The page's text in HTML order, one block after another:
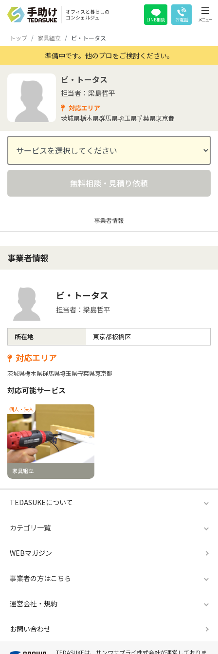
オフィスと暮らしの
コンシェルジュ
LINE相談 お電話 メニュー
トップ 家具組立 ビ・トータス
準備中です。他のプロをご検討ください。
ビ・トータス
担当者：梁島哲平
対応エリア
茨城県栃木県群馬県埼玉県千葉県東京都
無料相談・見積り依頼
事業者情報
事業者情報
ビ・トータス
担当者：梁島哲平
所在地 東京都板橋区
対応エリア
茨城県栃木県群馬県埼玉県千葉県東京都
対応可能サービス
個人・法人
家具組立
TEDASUKEについて
カテゴリ一覧
WEBマガジン
事業者の方はこちら
運営会社・規約
お問い合わせ
TEDASUKEは、サンワサプライ株式会社が運営しておりま